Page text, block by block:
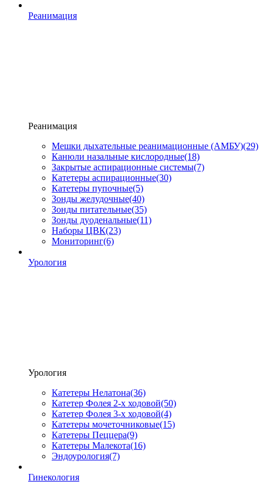
Реанимация
Реанимация
Мешки дыхательные реанимационные (АМБУ)(29)
Канюли назальные кислородные(18)
Закрытые аспирационные системы(7)
Катетеры аспирационные(30)
Катетеры пупочные(5)
Зонды желудочные(40)
Зонды питательные(35)
Зонды дуоденальные(11)
Наборы ЦВК(23)
Мониторинг(6)
Урология
Урология
Катетеры Нелатона(36)
Катетер Фолея 2-х ходовой(50)
Катетер Фолея 3-х ходовой(4)
Катетеры мочеточниковые(15)
Катетеры Пеццера(9)
Катетеры Малекота(16)
Эндоурология(7)
Гинекология